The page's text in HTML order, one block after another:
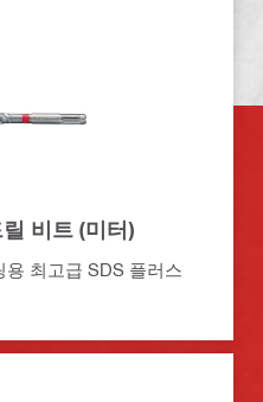
비트 (미터)
최고급 SDS 플러스